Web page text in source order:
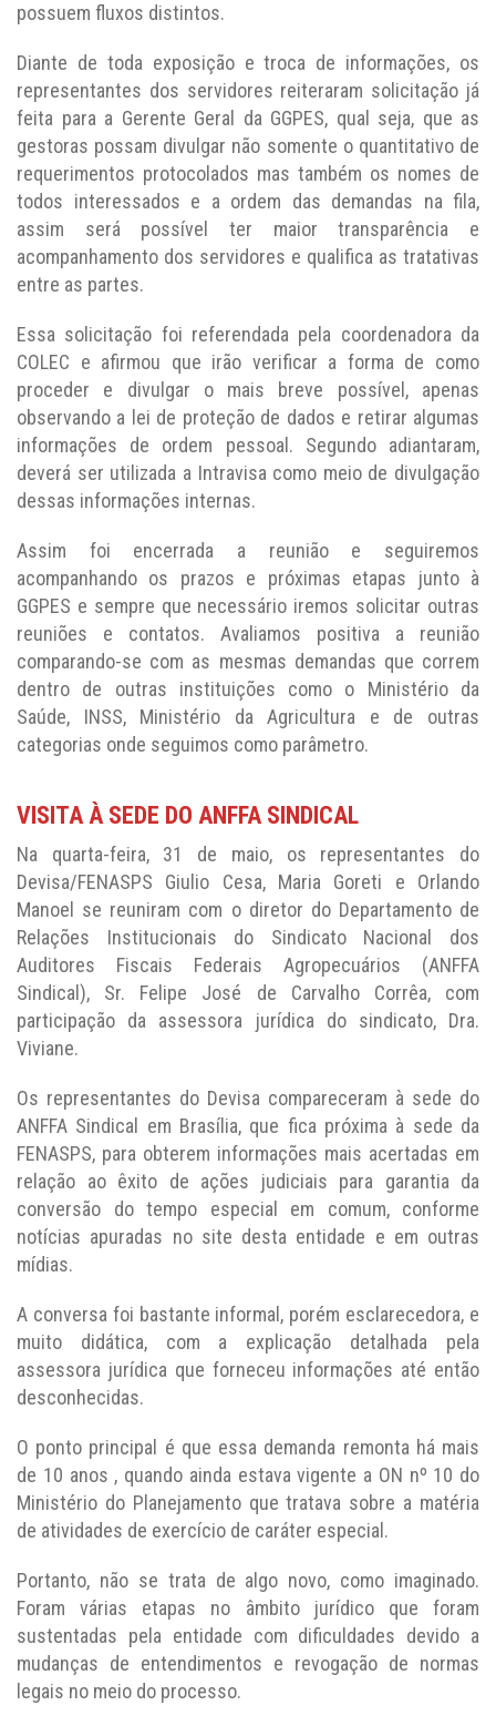
possuem fluxos distintos.
Diante de toda exposição e troca de informações, os
representantes dos servidores reiteraram solicitação já
feita para a Gerente Geral da GGPES, qual seja, que as
gestoras possam divulgar não somente o quantitativo de
requerimentos protocolados mas também os nomes de
todos interessados e a ordem das demandas na fila,
assim será possível ter maior transparência e
acompanhamento dos servidores e qualifica as tratativas
entre as partes.
Essa solicitação foi referendada pela coordenadora da
COLEC e afirmou que irão verificar a forma de como
proceder e divulgar o mais breve possível, apenas
observando a lei de proteção de dados e retirar algumas
informações de ordem pessoal. Segundo adiantaram,
deverá ser utilizada a Intravisa como meio de divulgação
dessas informações internas.
Assim foi encerrada a reunião e seguiremos
acompanhando os prazos e próximas etapas junto à
GGPES e sempre que necessário iremos solicitar outras
reuniões e contatos. Avaliamos positiva a reunião
comparando-se com as mesmas demandas que correm
dentro de outras instituições como o Ministério da
Saúde, INSS, Ministério da Agricultura e de outras
categorias onde seguimos como parâmetro.
VISITA À SEDE DO ANFFA SINDICAL
Na quarta-feira, 31 de maio, os representantes do
Devisa/FENASPS Giulio Cesa, Maria Goreti e Orlando
Manoel se reuniram com o diretor do Departamento de
Relações Institucionais do Sindicato Nacional dos
Auditores Fiscais Federais Agropecuários (ANFFA
Sindical), Sr. Felipe José de Carvalho Corrêa, com
participação da assessora jurídica do sindicato, Dra.
Viviane.
Os representantes do Devisa compareceram à sede do
ANFFA Sindical em Brasília, que fica próxima à sede da
FENASPS, para obterem informações mais acertadas em
relação ao êxito de ações judiciais para garantia da
conversão do tempo especial em comum, conforme
notícias apuradas no site desta entidade e em outras
mídias.
A conversa foi bastante informal, porém esclarecedora, e
muito didática, com a explicação detalhada pela
assessora jurídica que forneceu informações até então
desconhecidas.
O ponto principal é que essa demanda remonta há mais
de 10 anos , quando ainda estava vigente a ON nº 10 do
Ministério do Planejamento que tratava sobre a matéria
de atividades de exercício de caráter especial.
Portanto, não se trata de algo novo, como imaginado.
Foram várias etapas no âmbito jurídico que foram
sustentadas pela entidade com dificuldades devido a
mudanças de entendimentos e revogação de normas
legais no meio do processo.